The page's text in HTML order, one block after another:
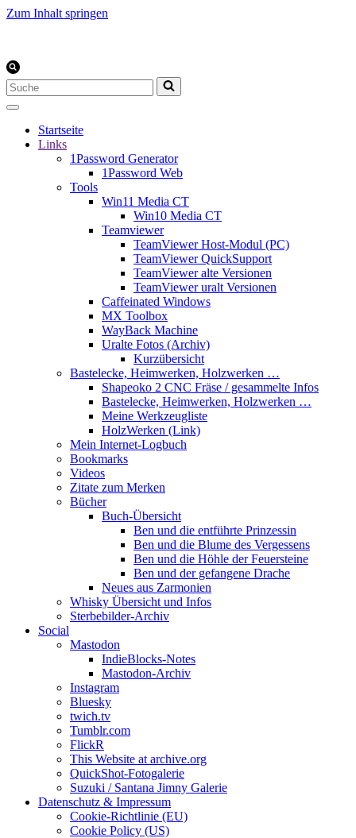
Zum Inhalt springen
Suchen
nach …
Startseite
Links
1Password Generator
1Password Web
Tools
Win11 Media CT
Win10 Media CT
Teamviewer
TeamViewer Host-Modul (PC)
TeamViewer QuickSupport
TeamViewer alte Versionen
TeamViewer uralt Versionen
Caffeinated Windows
MX Toolbox
WayBack Machine
Uralte Fotos (Archiv)
Kurzübersicht
Bastelecke, Heimwerken, Holzwerken …
Shapeoko 2 CNC Fräse / gesammelte Infos
Bastelecke, Heimwerken, Holzwerken …
Meine Werkzeugliste
HolzWerken (Link)
Mein Internet-Logbuch
Bookmarks
Videos
Zitate zum Merken
Bücher
Buch-Übersicht
Ben und die entführte Prinzessin
Ben und die Blume des Vergessens
Ben und die Höhle der Feuersteine
Ben und der gefangene Drache
Neues aus Zarmonien
Whisky Übersicht und Infos
Sterbebilder-Archiv
Social
Mastodon
IndieBlocks-Notes
Mastodon-Archiv
Instagram
Bluesky
twich.tv
Tumblr.com
FlickR
This Website at archive.org
QuickShot-Fotogalerie
Suzuki / Santana Jimny Galerie
Datenschutz & Impressum
Cookie-Richtlinie (EU)
Cookie Policy (US)